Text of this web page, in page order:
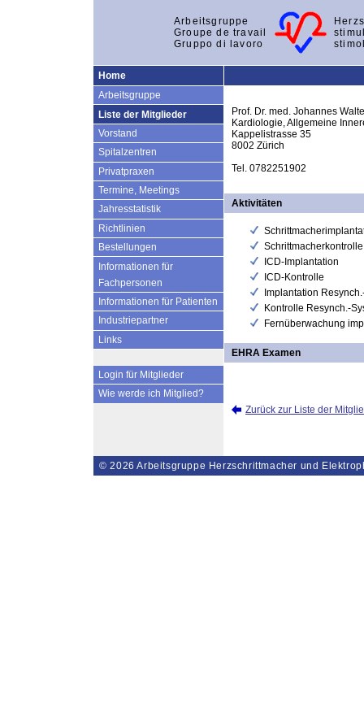
Arbeitsgruppe
Groupe de travail
Gruppo di lavoro
Home
Arbeitsgruppe
Liste der Mitglieder
Vorstand
Spitalzentren
Privatpraxen
Termine, Meetings
Jahresstatistik
Richtlinien
Bestellungen
Informationen für
Fachpersonen
Informationen für Patienten
Industriepartner
Links
Login für Mitglieder
Wie werde ich Mitglied?
Prof. Dr. med. Johannes
Kardiologie, Allgemeine
Kappelistrasse 35
8002 Zürich
Tel. 0782251902
Aktivitäten
Schrittmacherkontrolle
ICD-Implantation
ICD-Kontrolle
Implantation
Kontrolle Resynch.-
Fernüberwachung
EHRA Examen
Zurück zur Liste der
© 2026 Arbeitsgruppe Herzschrittmacher und